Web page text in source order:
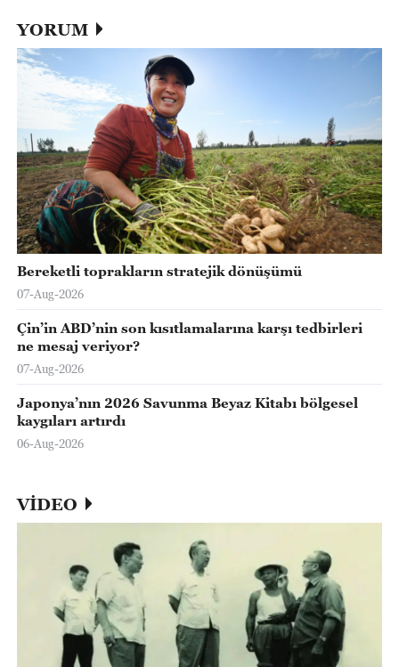
YORUM
Bereketli toprakların stratejik dönüşümü
07-Aug-2026
Çin’in ABD’nin son kısıtlamalarına karşı tedbirleri
ne mesaj veriyor?
07-Aug-2026
Japonya’nın 2026 Savunma Beyaz Kitabı bölgesel
kaygıları artırdı
06-Aug-2026
VİDEO